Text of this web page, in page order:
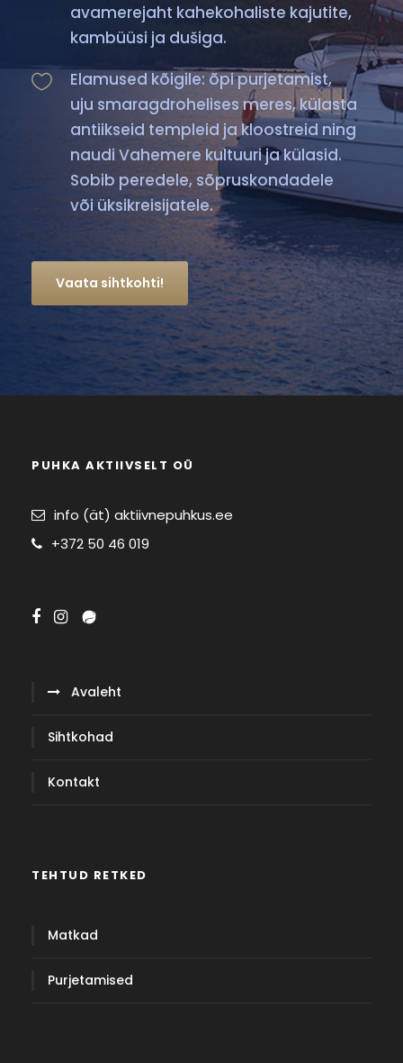
avamerejaht kahekohaliste kajutite,
kambüüsi ja dušiga.
Elamused kõigile: õpi purjetamist,
uju smaragdrohelises meres, külasta
antiikseid templeid ja kloostreid ning
naudi Vahemere kultuuri ja külasid.
Sobib peredele, sõpruskondadele
või üksikreisijatele.
Vaata sihtkohti!
PUHKA AKTIIVSELT OÜ
info (ät) aktiivnepuhkus.ee
+372 50 46 019
Avaleht
Sihtkohad
Kontakt
TEHTUD RETKED
Matkad
Purjetamised